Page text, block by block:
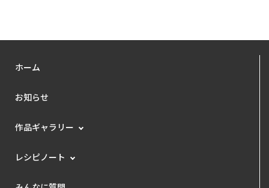
ホーム
お知らせ
作品ギャラリー
レシピノート